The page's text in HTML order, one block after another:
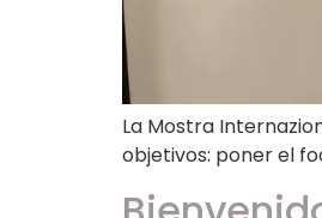
La Mostra
objetivos: poner el